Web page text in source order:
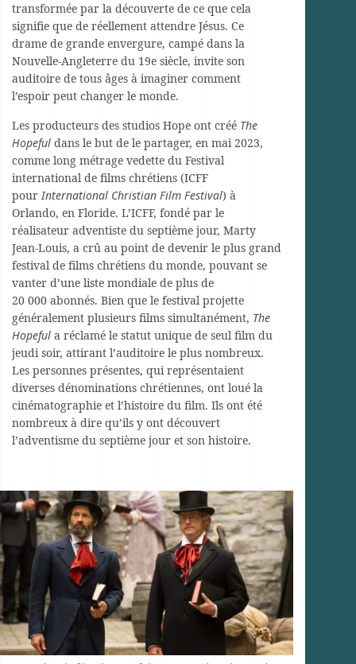
transformée par la découverte de ce que cela
signifie que de réellement attendre Jésus. Ce
drame de grande envergure, campé dans la
Nouvelle-Angleterre du 19e siècle, invite son
auditoire de tous âges à imaginer comment
l’espoir peut changer le monde.
Les producteurs des studios Hope ont créé The
Hopeful dans le but de le partager, en mai 2023,
comme long métrage vedette du Festival
international de films chrétiens (ICFF
pourInternational Christian Film Festival) à
Orlando, en Floride. L’ICFF, fondé par le
réalisateur adventiste du septième jour, Marty
Jean-Louis, a crû au point de devenir le plus grand
festival de films chrétiens du monde, pouvant se
vanter d’une liste mondiale de plus de
20 000 abonnés. Bien que le festival projette
généralement plusieurs films simultanément, The
Hopeful a réclamé le statut unique de seul film du
jeudi soir, attirant l’auditoire le plus nombreux.
Les personnes présentes, qui représentaient
diverses dénominations chrétiennes, ont loué la
cinématographie et l’histoire du film. Ils ont été
nombreux à dire qu’ils y ont découvert
l’adventisme du septième jour et son histoire.